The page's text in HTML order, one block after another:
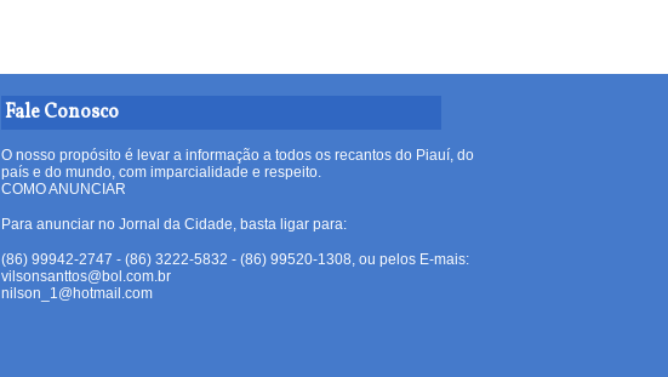
Fale Conosco
O nosso propósito é levar a informação a todos os recantos do Piauí, do
país e do mundo, com imparcialidade e respeito.
COMO ANUNCIAR
Para anunciar no Jornal da Cidade, basta ligar para:
(86) 99942-2747 - (86) 3222-5832 - (86) 99520-1308, ou pelos E-mais:
vilsonsanttos@bol.com.br
nilson_1@hotmail.com